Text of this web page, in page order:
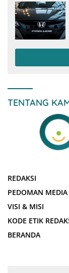
TENTANG
REDAKSI
PEDOMAN MEDIA
VISI & MISI
KODE ETIK
BERANDA